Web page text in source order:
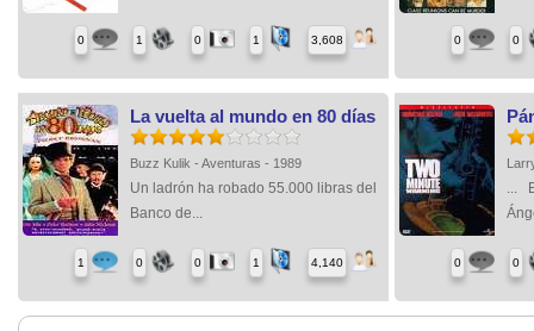
0 1 0 1 3,608 0 0
La vuelta al mundo en 80 días
Buzz Kulik - Aventuras - 1989
Un ladrón ha robado 55.000 libras del
Banco de...
1 0 0 1 4,140
...
0 0